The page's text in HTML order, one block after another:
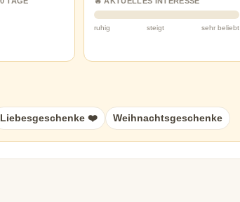
ruhig steigt sehr beliebt
Liebesgeschenke ❤️ Weihnachtsgeschenke